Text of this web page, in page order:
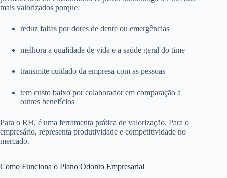
mais valorizados porque:
reduz faltas por dores de dente ou emergências
melhora a qualidade de vida e a saúde geral do time
transmite cuidado da empresa com as pessoas
tem custo baixo por colaborador em comparação a
outros benefícios
Para o RH, é uma ferramenta prática de valorização. Para o
empresário, representa produtividade e competitividade no
mercado.
Como Funciona o Plano Odonto Empresarial